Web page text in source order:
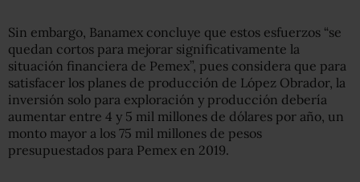
Sin embargo, Banamex concluye que estos esfuerzos “se
quedan cortos para mejorar significativamente la
situación financiera de Pemex”, pues considera que para
satisfacer los planes de producción de López Obrador, la
inversión solo para exploración y producción debería
aumentar entre 4 y 5 mil millones de dólares por año, un
monto mayor a los 75 mil millones de pesos
presupuestados para Pemex en 2019.